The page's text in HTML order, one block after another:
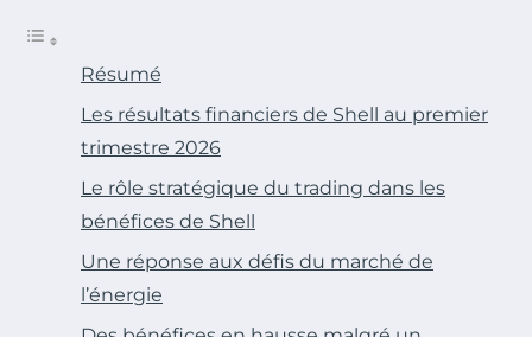
Résumé
Les résultats financiers de Shell au premier
trimestre 2026
Le rôle stratégique du trading dans les
bénéfices de Shell
Une réponse aux défis du marché de
l’énergie